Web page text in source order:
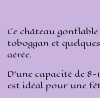
Ce château
toboggan et
aérée.
D’une capacité de
est idéal pour une